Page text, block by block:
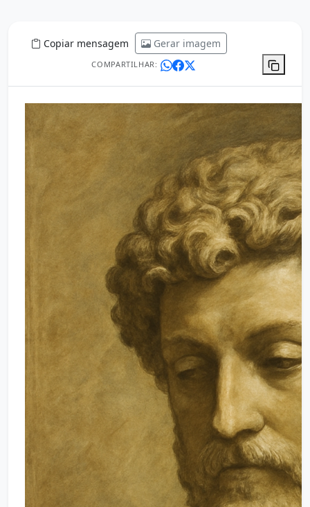
Copiar mensagem Gerar imagem
COMPARTILHAR: